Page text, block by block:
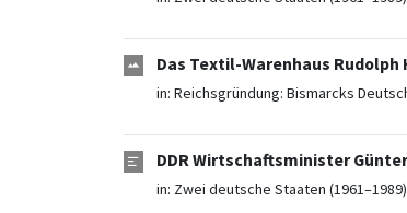
Das Textil-Warenhaus Rudolph
in: Reichsgründung: Bismarcks
DDR Wirtschaftsminister
in: Zwei deutsche Staaten (1961–1989)